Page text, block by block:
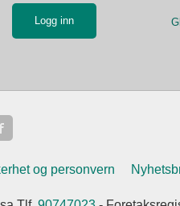
og personvern